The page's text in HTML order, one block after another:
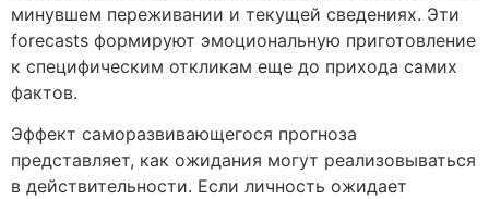
минувшем переживании и текущей сведениях. Эти
forecasts формируют эмоциональную приготовление
к специфическим откликам еще до прихода самих
фактов.
Эффект саморазвивающегося прогноза
представляет, как ожидания могут реализовываться
в действительности. Если личность ожидает